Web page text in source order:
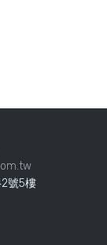
號5樓